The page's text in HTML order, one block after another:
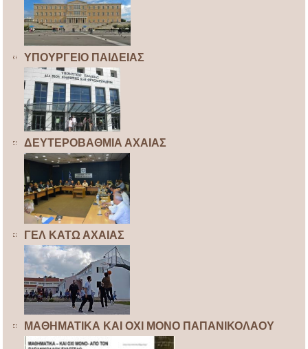
ΥΠΟΥΡΓΕΙΟ ΠΑΙΔΕΙΑΣ
ΔΕΥΤΕΡΟΒΑΘΜΙΑ ΑΧΑΙΑΣ
ΓΕΛ ΚΑΤΩ ΑΧΑΙΑΣ
ΜΑΘΗΜΑΤΙΚΑ ΚΑΙ ΟΧΙ ΜΟΝΟ ΠΑΠΑΝΙΚΟΛΑΟΥ